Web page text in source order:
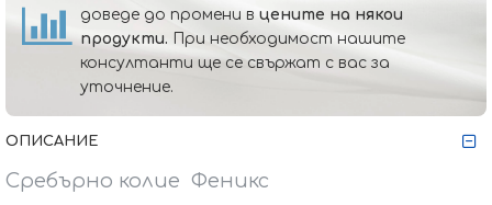
доведе до промени в цените на някои
продукти. При необходимост нашите
консултанти ще се свържат с вас за
уточнение.
ОПИСАНИЕ
Сребърно колие Феникс